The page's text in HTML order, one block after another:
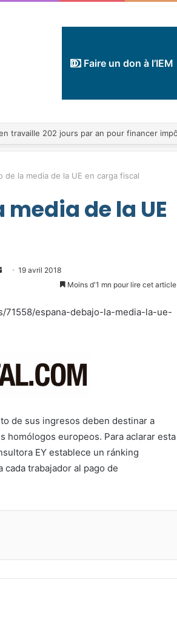
Faire un don à l’IEM
de la media de la UE en carga fiscal
de la UE
Envoyer19 avril 2018
Moins d'1 mn pour lire cet article
espana-debajo-la-media-la-ue-
de sus ingresos deben destinar a
homólogos europeos. Para aclarar esta
EY establece un ránking
trabajador al pago de